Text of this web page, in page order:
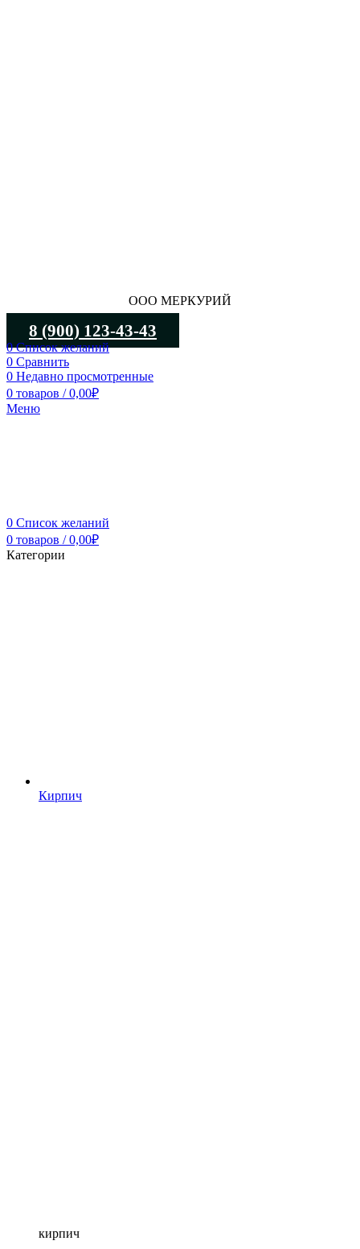
ООО МЕРКУРИЙ
8 (900) 123-43-43
0Список желаний
0 Сравнить
0 Недавно просмотренные
0 товаров / 0,00₽
Меню
0 Список желаний
0 товаров / 0,00₽
Категории
Кирпич
кирпич